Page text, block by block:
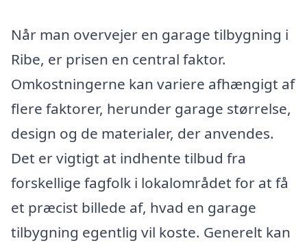
Når man overvejer en garage tilbygning i
Ribe, er prisen en central faktor.
Omkostningerne kan variere afhængigt af
flere faktorer, herunder garage størrelse,
design og de materialer, der anvendes.
Det er vigtigt at indhente tilbud fra
forskellige fagfolk i lokalområdet for at få
et præcist billede af, hvad en garage
tilbygning egentlig vil koste. Generelt kan